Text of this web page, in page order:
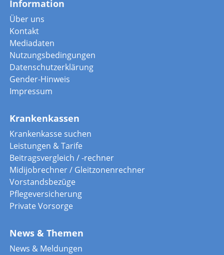
Information
Über uns
Kontakt
Mediadaten
Nutzungsbedingungen
Datenschutzerklärung
Gender-Hinweis
Impressum
Krankenkassen
Krankenkasse suchen
Leistungen & Tarife
Beitragsvergleich / -rechner
Midijobrechner / Gleitzonenrechner
Vorstandsbezüge
Pflegeversicherung
Private Vorsorge
News & Themen
News & Meldungen